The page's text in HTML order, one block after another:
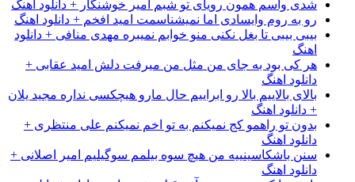
شدی واسم همون رویای تو شبم امیر خوشنگار + دانلود اهنگ
رو به روم وایسادی اما نمیشناسمت امید افخم + دانلود اهنگ
بیبی بیبی تا بغل نکنی منو خوابم نمیبره مهدی منافی + دانلود
اهنگ
هر کی بود به جای من مثل من میرفت دلش امید عقابی +
دانلود اهنگ
بالای بالاییم بالا رو ابراییم حال مارو هیچکسی نداره مجید یلان
+ دانلود اهنگ
بدون تو راهمو کج نمیکنم به تو اخم نمیکنم علی منتظری +
دانلود اهنگ
سنن باشکاسینییه من هیچ سوه بیلمم سوگیلیم امیر اصلانی +
دانلود اهنگ